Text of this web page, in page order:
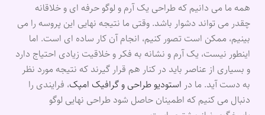
همه ما می دانیم که طراحی یک آرم و لوگو حرفه ای و خلاقانه
چقدر می تواند دشوار باشد. وقتی ما نتیجه نهایی این پروسه را می
بینیم، ممکن است تصور کنیم، انجام آن کار ساده ای است. اما
اینطور نیست، یک آرم و نشانه به فکر و خلاقیت زیادی احتیاج دارد
و بسیاری از عناصر باید در کنار هم قرار گیرند که نتیجه مورد نظر
به دست آید. ما در استودیو طراحی و گرافیک امپک، فرایندی را
دنبال می کنیم که اطمینان حاصل شود طراحی نهایی لوگو